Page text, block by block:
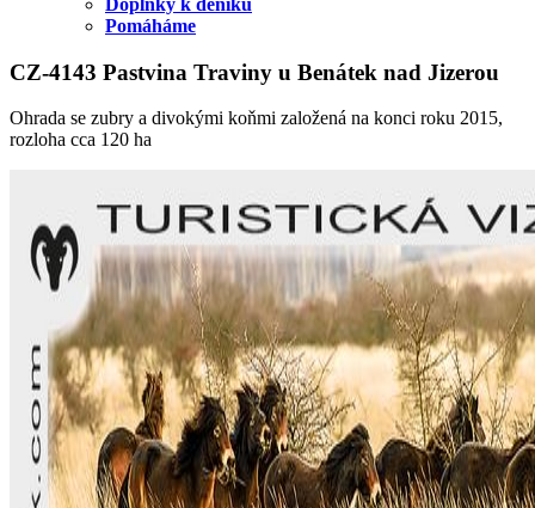
Doplňky k deníku
Pomáháme
CZ-4143 Pastvina Traviny u Benátek nad Jizerou
Ohrada se zubry a divokými koňmi založená na konci roku 2015,
rozloha cca 120 ha